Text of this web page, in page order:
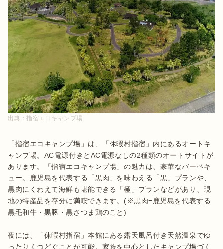
出典：指宿エコキャンプ場
「指宿エコキャンプ場」は、「休暇村指宿」内にあるオートキ
ャンプ場。AC電源付きとAC電源なしの2種類のオートサイトが
あります。「指宿エコキャンプ場」の魅力は、豪華なバーベキ
ュー。鹿児島を代表する「黒肉」を味わえる「黒」プランや、
黒肉にくわえて海鮮も堪能できる「極」プランなどがあり、現
地の特産品を存分に満喫できます。(※黒肉=鹿児島を代表する
黒毛和牛・黒豚・黒さつま鶏のこと)
夜には、「休暇村指宿」本館にある露天風呂付き天然温泉でゆ
ったりくつどぐことが可能。家族を中心としたキャンプ場づく